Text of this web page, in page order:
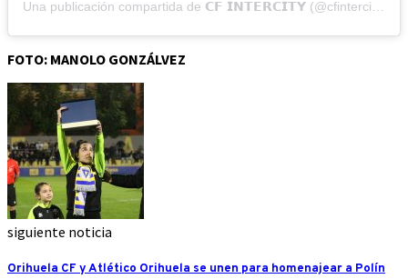
FOTO: MANOLO GONZÁLVEZ
siguiente noticia
Orihuela CF y Atlético Orihuela se unen para homenajear a Polín